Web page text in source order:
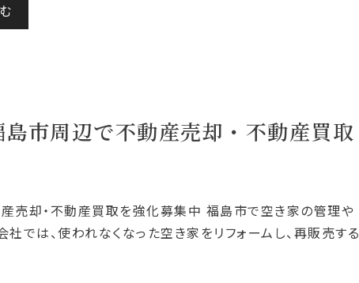
市周辺で不動産売却・不動産買取
売却・不動産買取を強化募集中 福島市で空き家の管理や
では、使われなくなった空き家をリフォームし、再販売する